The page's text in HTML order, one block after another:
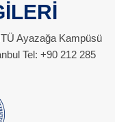
Ayazağa Kampüsü
Tel: +90 212 285